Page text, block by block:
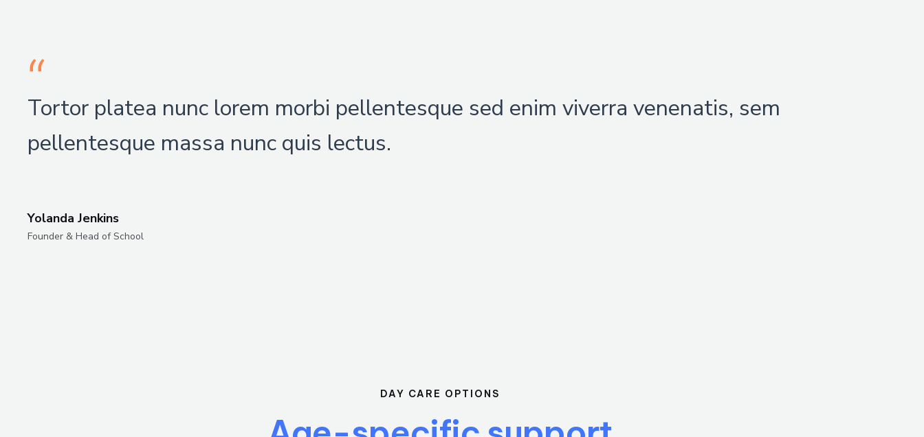
Tortor platea nunc lorem morbi pellentesque sed enim viverra venenatis, sem
pellentesque massa nunc quis lectus.
Yolanda Jenkins
Founder & Head of School
DAY CARE OPTIONS